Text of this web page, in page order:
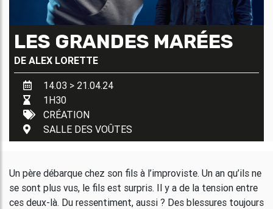
LES GRANDES MARÉES
DE ALEX LORETTE
14.03 > 21.04.24
1H30
CRÉATION
SALLE DES VOÛTES
Un père débarque chez son fils à l’improviste. Un an qu’ils ne
se sont plus vus, le fils est surpris. Il y a de la tension entre
ces deux-là. Du ressentiment, aussi ? Des blessures toujours